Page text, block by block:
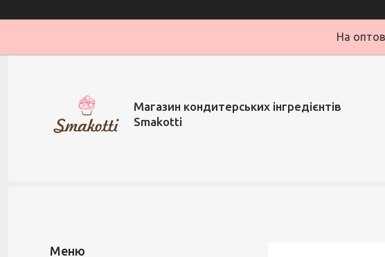
На
Магазин кондитерських інгредієнтів
Smakotti